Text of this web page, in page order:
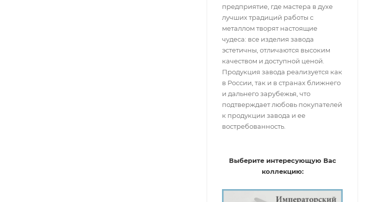
предприятие, где мастера в духе
лучших традиций работы с
металлом творят настоящие
чудеса: все изделия завода
эстетичны, отличаются высоким
качеством и доступной ценой.
Продукция завода реализуется как
в России, так и в странах ближнего
и дальнего зарубежья, что
подтверждает любовь покупателей
к продукции завода и ее
востребованность.
Выберите интересующую Вас
коллекцию: